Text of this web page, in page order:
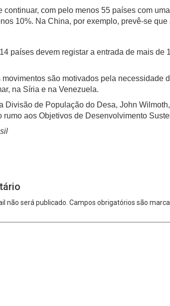
continuar, com pelo menos 55 países com
10%. Na China, por exemplo, prevê-se
países devem registar a entrada de mais
são motivados pela necessidade
na Síria e na Venezuela.
Divisão de População do Desa, John
rumo aos Objetivos de Desenvolvimento
não será publicado. Campos obrigatórios são